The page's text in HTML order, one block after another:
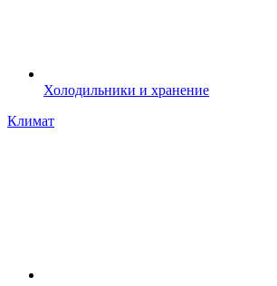
Холодильники и хранение
Климат